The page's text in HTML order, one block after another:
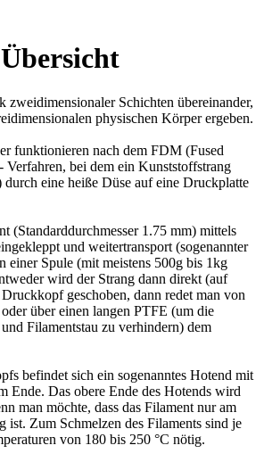
Schichten übereinander,
physischen Körper ergeben.
funktionieren nach dem FDM (Fused
bei dem ein Kunststoffstrang
durch eine heiße Düse auf eine Druckplatte
(Standarddurchmesser 1.75 mm) mittels
und weitertransport (sogenannter
einer Spule (mit meistens 500g bis 1kg
wird der Strang dann direkt (auf
geschoben, dann redet man von
über einen langen PTFE (um die
Filamentstau zu verhindern) dem
befindet sich ein sogenanntes Hotend mit
Ende. Das obere Ende des Hotends wird
man möchte, dass das Filament nur am
ist. Zum Schmelzen des Filaments sind je
von 180 bis 250 °C nötig.